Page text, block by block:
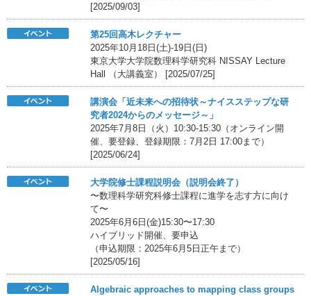
[2025/09/03]
第25回高木レクチャー
2025年10月18日(土)-19日(日)
東京大学大学院数理科学研究科 NISSAY Lecture
Hall （大講義室） [2025/07/25]
講演会「近未来への招待状～ナイスステップな研
究者2024からのメッセージ～」
2025年7月8日（火）10:30-15:30（オンライン開
催、要登録、登録期限：7月2日 17:00まで）
[2025/06/24]
大学院修士課程説明会（説明会終了）
〜数理科学研究科修士課程に進学を志す方に向け
て〜
2025年6月6日(金)15:30〜17:30
ハイブリッド開催、要申込
（申込期限：2025年6月5日正午まで）
[2025/05/16]
Algebraic approaches to mapping class groups